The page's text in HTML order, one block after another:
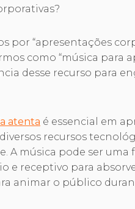
por “apresentações
como “música para
desse recurso para
atenta é essencial em
recursos
A música pode ser uma
e receptivo para
animar o público